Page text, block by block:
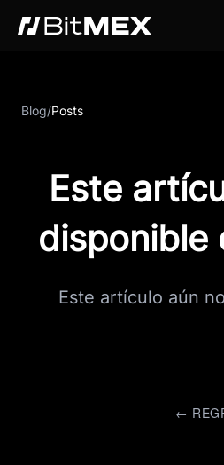
Blog/Posts
Este
disponible
Este artículo aún
←